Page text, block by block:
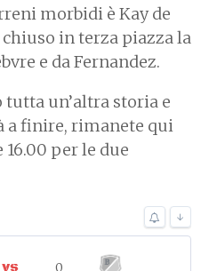
morbidi è Kay de
in terza piazza la
e da Fernandez.
tutta un’altra storia e
a finire, rimanete qui
16.00 per le due
↓